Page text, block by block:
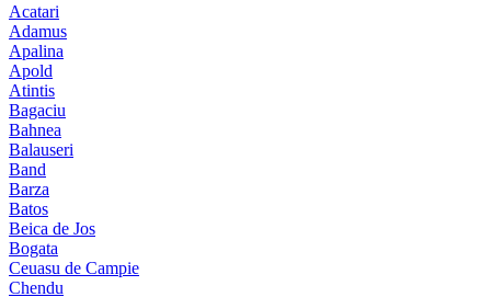
Acatari
Adamus
Apalina
Apold
Atintis
Bagaciu
Bahnea
Balauseri
Band
Barza
Batos
Beica de Jos
Bogata
Ceuasu de Campie
Chendu